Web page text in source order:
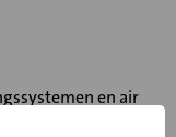
en air